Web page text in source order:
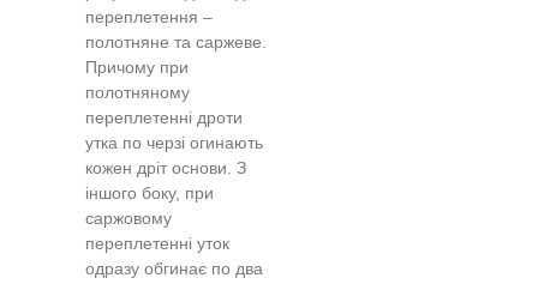
переплетення –
полотняне та саржеве.
Причому при
полотняному
переплетенні дроти
утка по черзі огинають
кожен дріт основи. З
іншого боку, при
саржовому
переплетенні уток
одразу обгинає по два